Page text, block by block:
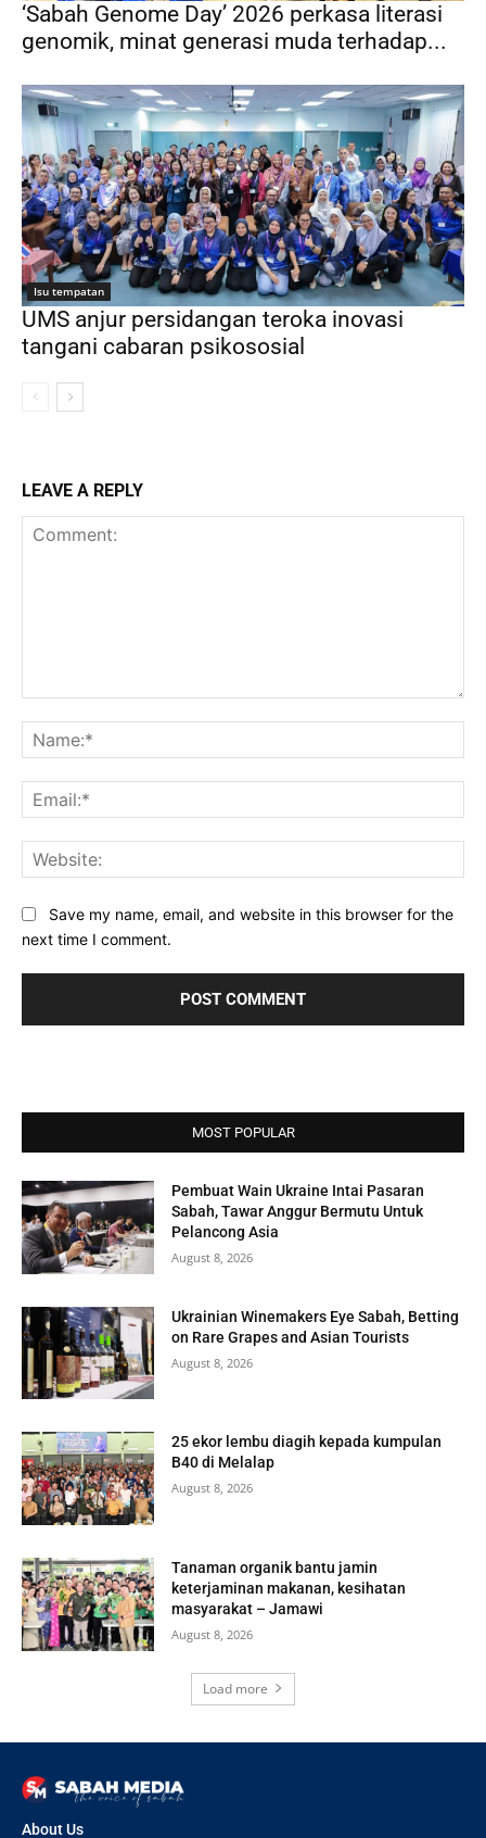
‘Sabah Genome Day’ 2026 perkasa literasi
genomik, minat generasi muda terhadap...
Isu tempatan
UMS anjur persidangan teroka inovasi
tangani cabaran psikososial
LEAVE A REPLY
Save my name, email, and website in this browser for the
next time I comment.
MOST POPULAR
Pembuat Wain Ukraine Intai Pasaran
Sabah, Tawar Anggur Bermutu Untuk
Pelancong Asia
August 8, 2026
Ukrainian Winemakers Eye Sabah, Betting
on Rare Grapes and Asian Tourists
August 8, 2026
25 ekor lembu diagih kepada kumpulan
B40 di Melalap
August 8, 2026
Tanaman organik bantu jamin
keterjaminan makanan, kesihatan
masyarakat – Jamawi
August 8, 2026
Load more
About Us